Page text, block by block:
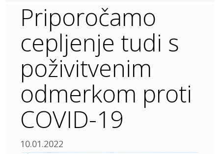
Priporočamo
cepljenje tudi s
poživitvenim
odmerkom proti
COVID-19
10.01.2022